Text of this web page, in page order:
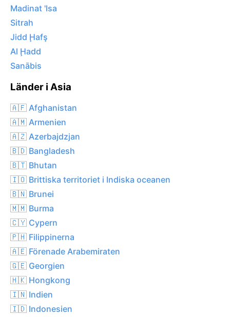
Madinat 'Isa
Sitrah
Jidd Ḩafş
Al Ḩadd
Sanābis
Länder i Asia
🇦🇫 Afghanistan
🇦🇲 Armenien
🇦🇿 Azerbajdzjan
🇧🇩 Bangladesh
🇧🇹 Bhutan
🇮🇴 Brittiska territoriet i Indiska oceanen
🇧🇳 Brunei
🇲🇲 Burma
🇨🇾 Cypern
🇵🇭 Filippinerna
🇦🇪 Förenade Arabemiraten
🇬🇪 Georgien
🇭🇰 Hongkong
🇮🇳 Indien
🇮🇩 Indonesien